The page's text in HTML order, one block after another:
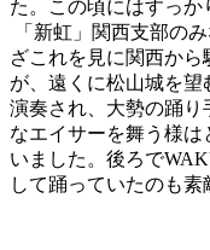
た。この頃にはすっか
「新虹」関西支部の
ざこれを見に関西か
が、遠くに松山城を
演奏され、大勢の踊
なエイサーを舞う様は
いました。後ろで
して踊っていたのも素